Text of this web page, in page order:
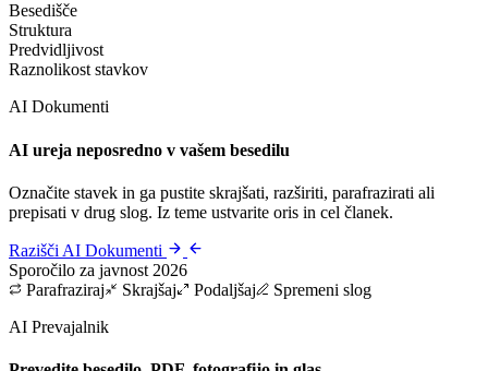
Besedišče
Struktura
Predvidljivost
Raznolikost stavkov
AI Dokumenti
AI ureja neposredno v vašem besedilu
Označite stavek in ga pustite skrajšati, razširiti, parafrazirati ali
prepisati v drug slog. Iz teme ustvarite oris in cel članek.
Razišči AI Dokumenti
Sporočilo za javnost 2026
Parafraziraj
Skrajšaj Podaljšaj
Spremeni slog
AI Prevajalnik